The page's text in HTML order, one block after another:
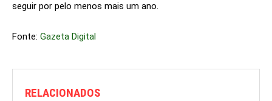
seguir por pelo menos mais um ano.
Fonte: Gazeta Digital
RELACIONADOS